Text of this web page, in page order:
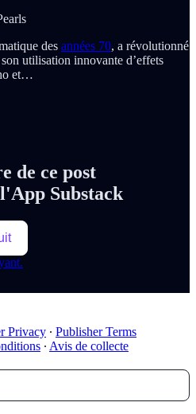
des années 70, a révolutionné
utilisation innovante d’effets
et…
de ce post
Substack
Privacy ∙ Publisher Terms
∙ Avis de collecte